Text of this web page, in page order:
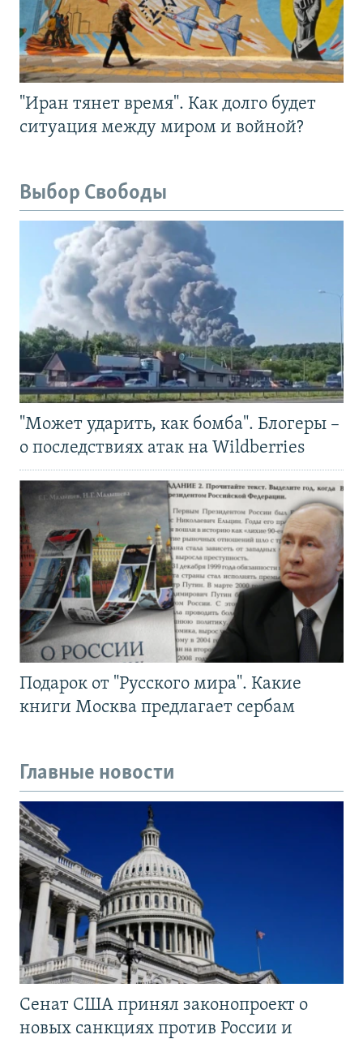
"Иран тянет время". Как долго будет
ситуация между миром и войной?
Выбор Свободы
"Может ударить, как бомба". Блогеры –
о последствиях атак на Wildberries
Подарок от "Русского мира". Какие
книги Москва предлагает сербам
Главные новости
Сенат США принял законопроект о
новых санкциях против России и